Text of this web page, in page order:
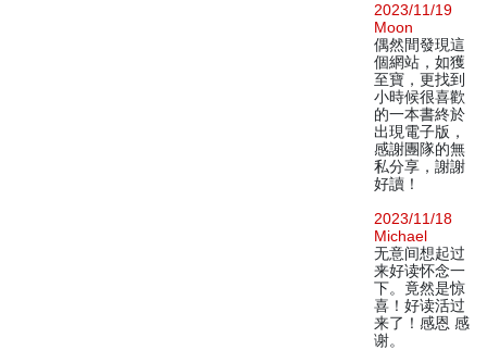
2023/11/19
Moon
偶然間發現這
個網站，如獲
至寶，更找到
小時候很喜歡
的一本書終於
出現電子版，
感謝團隊的無
私分享，謝謝
好讀！
2023/11/18
Michael
无意间想起过
来好读怀念一
下。竟然是惊
喜！好读活过
来了！感恩 感
谢。